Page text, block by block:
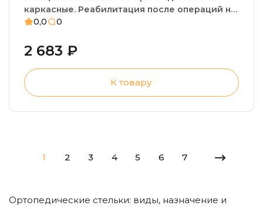
каркасные. Реабилитация после операций на
большом пальце, натоптыши
0,0 0
2 683 ₽
К товару
1 2 3 4 5 6 7
Ортопедические стельки: виды, назначение и